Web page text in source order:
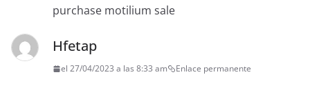
purchase motilium sale
Hfetap
el 27/04/2023 a las 8:33 am Enlace permanente